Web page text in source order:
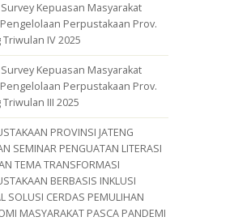
Survey Kepuasan Masyarakat
Pengelolaan Perpustakaan Prov.
Triwulan IV 2025
Survey Kepuasan Masyarakat
Pengelolaan Perpustakaan Prov.
Triwulan III 2025
PROVINSI JATENG
SEMINAR PENGUATAN LITERASI
TEMA TRANSFORMASI
BERBASIS INKLUSI
SOLUSI CERDAS PEMULIHAN
MASYARAKAT PASCA PANDEMI